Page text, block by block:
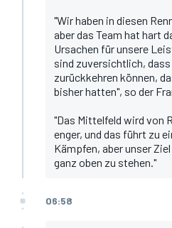
"Wir haben in diesen
aber das Team hat hart
Ursachen für unsere
sind zuversichtlich,
zurückkehren können,
bisher hatten", so der
"Das Mittelfeld wird von
enger, und das führt zu
Kämpfen, aber unser
ganz oben zu stehen."
06:58